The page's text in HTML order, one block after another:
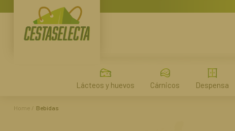
Lácteos y huevos Cárnicos Despensa
Home Bebidas